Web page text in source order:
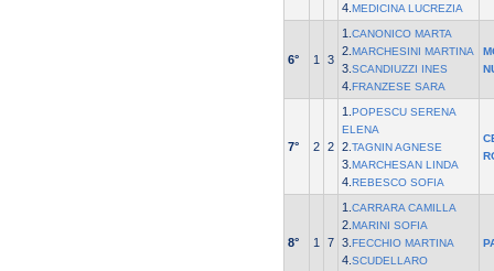
4. MEDICINA LUCREZIA
6° 1 3
1. CANONICO MARTA
2. MARCHESINI MARTINA
3. SCANDIUZZI INES
4. FRANZESE SARA
7° 2 2
1. POPESCU SERENA
ELENA
2. TAGNIN AGNESE
3. MARCHESAN LINDA
4. REBESCO SOFIA
8° 1 7
1. CARRARA CAMILLA
2. MARINI SOFIA
3. FECCHIO MARTINA
4. SCUDELLARO